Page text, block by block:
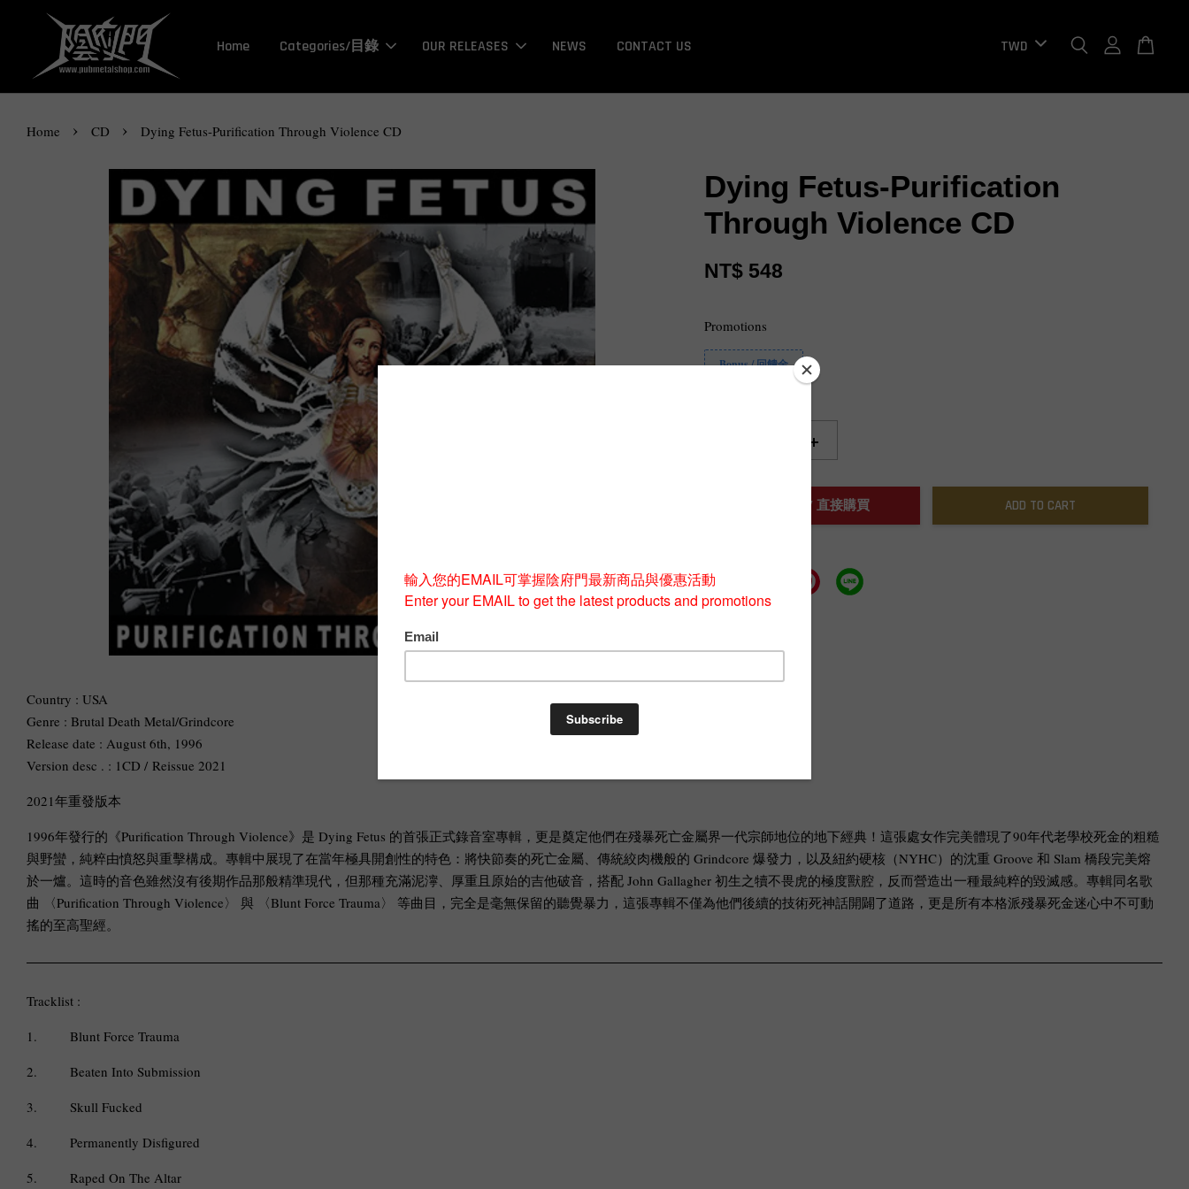
Home Categories/目錄 OUR RELEASES NEWS CONTACT US
Home › CD › Dying Fetus-Purification Through Violence CD
Dying Fetus-Purification
Through Violence CD
NT$ 548
Promotions
Bonus / 回饋金
+
BUY NOW / 直接購買 ADD TO CART
Country : USA
Genre : Brutal Death Metal/Grindcore
Release date : August 6th, 1996
Version desc . : 1CD / Reissue 2021
2021年重發版本
1996年發行的《Purification Through Violence》是 Dying Fetus 的首張正式錄音室專輯，更是奠定他們在殘暴死亡金屬界一代宗師地位的地下經典！這張處女作完美體現了90年代老學校死金的粗糙
與野蠻，純粹由憤怒與重擊構成。專輯中展現了在當年極具開創性的特色：將快節奏的死亡金屬、傳統絞肉機般的 Grindcore 爆發力，以及紐約硬核（NYHC）的沈重 Groove 和 Slam 橋段完美熔
於一爐。這時的音色雖然沒有後期作品那般精準現代，但那種充滿泥濘、厚重且原始的吉他破音，搭配 John Gallagher 初生之犢不畏虎的極度獸腔，反而營造出一種最純粹的毀滅感。專輯同名歌
曲 〈Purification Through Violence〉 與 〈Blunt Force Trauma〉 等曲目，完全是毫無保留的聽覺暴力，這張專輯不僅為他們後續的技術死神話開闢了道路，更是所有本格派殘暴死金迷心中不可動
搖的至高聖經。
Tracklist :
1.
Blunt Force Trauma
2.
Beaten Into Submission
3.
Skull Fucked
4.
Permanently Disfigured
5.
Raped On The Altar